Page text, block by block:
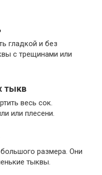
гладкой и без
с трещинами или
тыкв
весь сок.
или плесени.
размера. Они
тыквы.